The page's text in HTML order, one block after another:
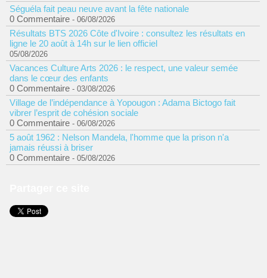
Séguéla fait peau neuve avant la fête nationale
0 Commentaire - 06/08/2026
Résultats BTS 2026 Côte d'Ivoire : consultez les résultats en
ligne le 20 août à 14h sur le lien officiel
05/08/2026
Vacances Culture Arts 2026 : le respect, une valeur semée
dans le cœur des enfants
0 Commentaire - 03/08/2026
Village de l’indépendance à Yopougon : Adama Bictogo fait
vibrer l’esprit de cohésion sociale
0 Commentaire - 06/08/2026
5 août 1962 : Nelson Mandela, l'homme que la prison n'a
jamais réussi à briser
0 Commentaire - 05/08/2026